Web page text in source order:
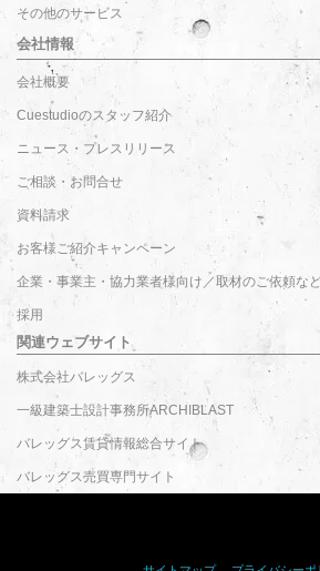
その他のサービス
会社情報
会社概要
Cuestudioのスタッフ紹介
ニュース・プレスリリース
ご相談・お問合せ
資料請求
お客様ご紹介キャンペーン
企業・事業主・協力業者様向け／取材のご依頼な
採用
関連ウェブサイト
株式会社バレッグス
一級建築士設計事務所ARCHIBLAST
バレッグス賃貸情報総合サイト
バレッグス売買専門サイト